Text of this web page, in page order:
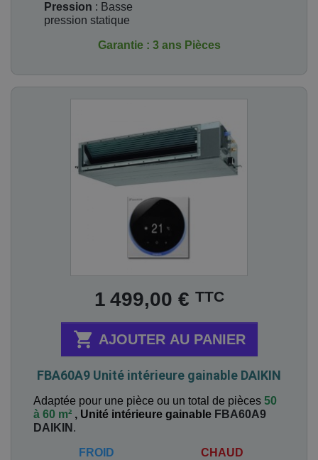
Pression : Basse
pression statique
Garantie : 3 ans Pièces
1 499,00 € TTC
 AJOUTER AU PANIER
FBA60A9 Unité intérieure gainable DAIKIN
Adaptée pour une pièce ou un total de pièces 50
à 60 m² , Unité intérieure gainable FBA60A9
DAIKIN .
FROID CHAUD